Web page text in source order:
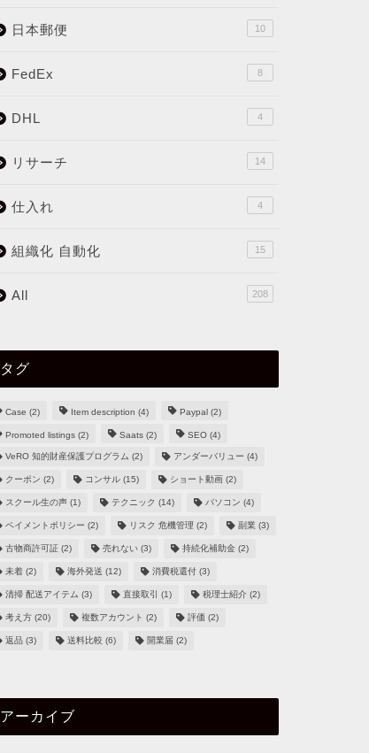
日本郵便 10
FedEx 8
DHL 4
リサーチ 14
仕入れ 4
組織化 自動化 15
All 208
タグ
Case (2) Item description (4) Paypal(2)
Promoted listings(2) Saats(2) SEO(4)
VeRO 知的財産保護プログラム (2) アンダーバリュー (4)
クーポン (2) コンサル(15) ショート動画(2)
スクール生の声(1) テクニック (14) パソコン (4)
ペイメントポリシー (2) リスク 危機管理 (2) 副業 (3)
古物商許可証(2) 売れない(3) 持続化補助金(2)
未着(2) 海外発送 (12) 消費税還付(3)
清掃 配送アイテム (3) 直接取引 (1) 税理士紹介(2)
考え方(20) 複数アカウント (2) 評価 (2)
返品(3) 送料比較 (6) 開業届 (2)
アーカイブ